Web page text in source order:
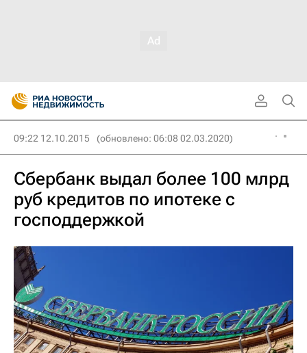
09:22 12.10.2015 (обновлено: 06:08 02.03.2020)
Сбербанк выдал более 100 млрд
руб кредитов по ипотеке с
господдержкой